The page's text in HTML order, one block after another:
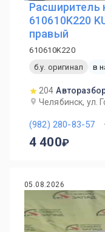
Расширитель
610610K220
правый
610610K220
б.у. оригинал
в
204
Челябинск, ул.
(982) 280-83-57
4 400
05.08.2026